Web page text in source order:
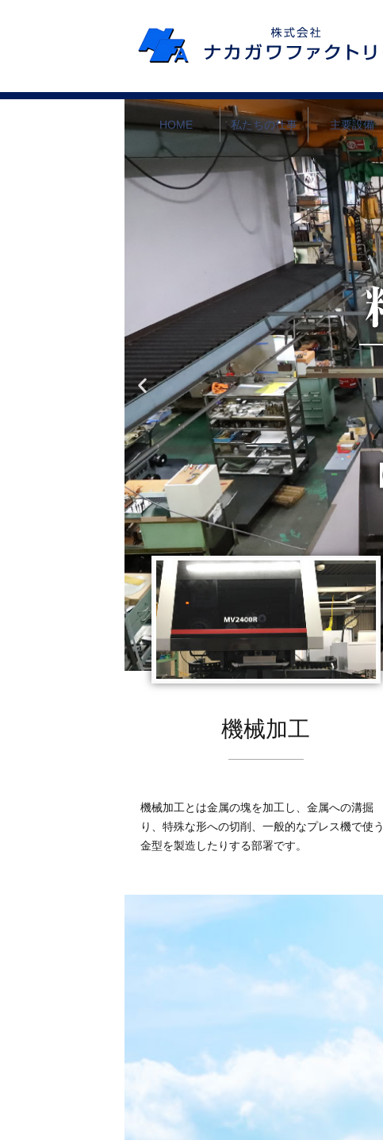
HOME 私たちの仕事
私たちの仕
主要設備
機械加工
機械加工とは金属の塊を加工し、金属への溝掘
り、特殊な形への切削、一般的なプレス機で使う
金型を製造したりする部署です。